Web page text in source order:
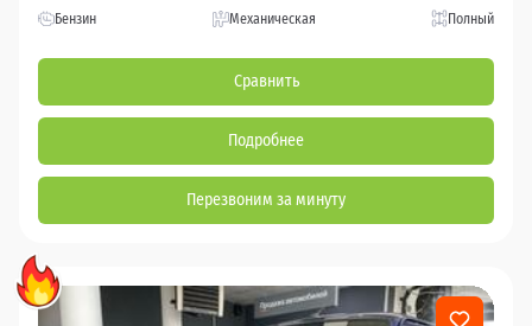
Бензин Механическая Полный
Сравнить
Подробнее
Перезвоним за минуту